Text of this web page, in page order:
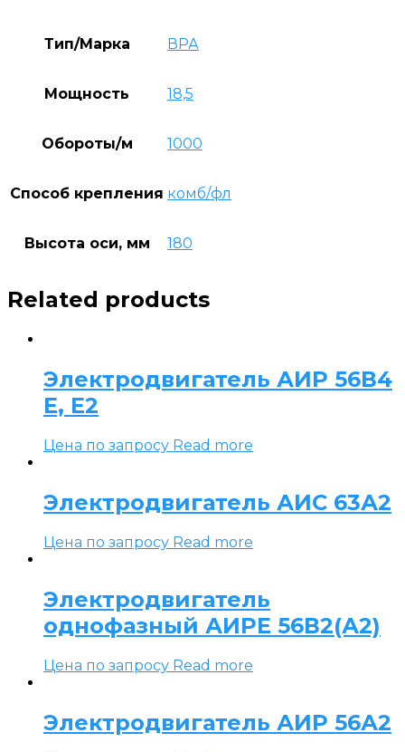
Тип/Марка ВРА
Мощность 18,5
Обороты/м 1000
Способ крепления комб/фл
Высота оси, мм 180
Related products
Электродвигатель АИР 56В4
Е, Е2
Цена по запросу Read more
Электродвигатель АИС 63А2
Цена по запросу Read more
Электродвигатель
однофазный АИРЕ 56В2(А2)
Цена по запросу Read more
Электродвигатель АИР 56А2